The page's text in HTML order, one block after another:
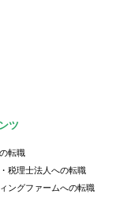
ツ
転職
税理士法人への転職
ングファームへの転職